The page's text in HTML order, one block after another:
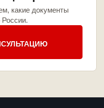
какие документы